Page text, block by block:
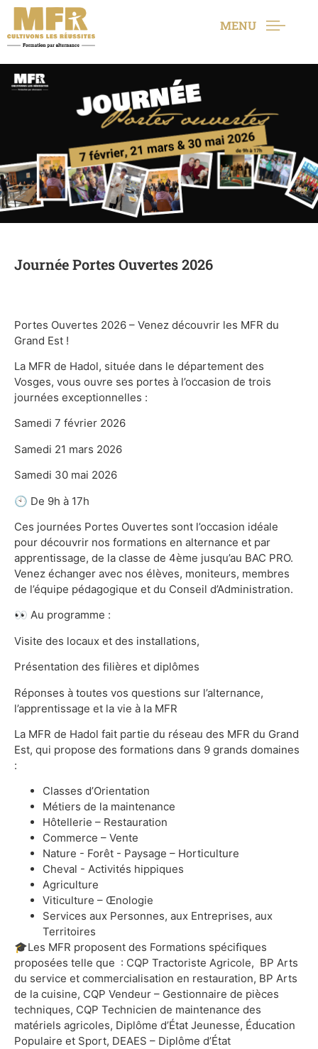
MENU
Journée Portes Ouvertes 2026
Portes Ouvertes 2026 – Venez découvrir les MFR du
Grand Est !
La MFR de Hadol, située dans le département des
Vosges, vous ouvre ses portes à l’occasion de trois
journées exceptionnelles :
Samedi 7 février 2026
Samedi 21 mars 2026
Samedi 30 mai 2026
🕙 De 9h à 17h
Ces journées Portes Ouvertes sont l’occasion idéale
pour découvrir nos formations en alternance et par
apprentissage, de la classe de 4ème jusqu’au BAC PRO.
Venez échanger avec nos élèves, moniteurs, membres
de l’équipe pédagogique et du Conseil d’Administration.
👀 Au programme :
Visite des locaux et des installations,
Présentation des filières et diplômes
Réponses à toutes vos questions sur l’alternance,
l’apprentissage et la vie à la MFR
La MFR de Hadol fait partie du réseau des MFR du Grand
Est, qui propose des formations dans 9 grands domaines
:
Classes d’Orientation
Métiers de la maintenance
Hôtellerie – Restauration
Commerce – Vente
Nature - Forêt - Paysage – Horticulture
Cheval - Activités hippiques
Agriculture
Viticulture – Œnologie
Services aux Personnes, aux Entreprises, aux
Territoires
🎓Les MFR proposent des Formations spécifiques
proposées telle que : CQP Tractoriste Agricole, BP Arts
du service et commercialisation en restauration, BP Arts
de la cuisine, CQP Vendeur – Gestionnaire de pièces
techniques, CQP Technicien de maintenance des
matériels agricoles, Diplôme d’État Jeunesse, Éducation
Populaire et Sport, DEAES – Diplôme d’État